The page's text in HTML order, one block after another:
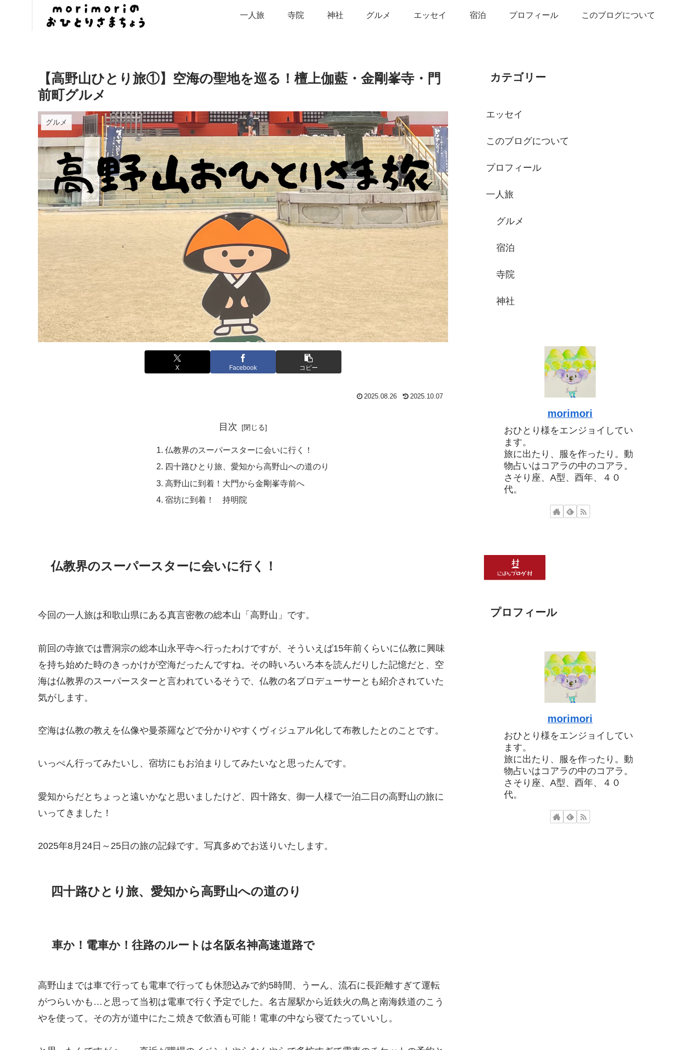
一人旅 寺院 神社 グルメ エッセイ 宿泊 プロフィール このブログについて
【高野山ひとり旅①】空海の聖地を巡る！檀上伽藍・金剛峯寺・門
前町グルメ
グルメ
X Facebook コピー
2025.08.26 2025.10.07
目次
仏教界のスーパースターに会いに行く！
四十路ひとり旅、愛知から高野山への道のり
高野山に到着！大門から金剛峯寺前へ
宿坊に到着！ 持明院
仏教界のスーパースターに会いに行く！
今回の一人旅は和歌山県にある真言密教の総本山「高野山」です。
前回の寺旅では曹洞宗の総本山永平寺へ行ったわけですが、そういえば15年前くらいに仏教に興味
を持ち始めた時のきっかけが空海だったんですね。その時いろいろ本を読んだりした記憶だと、空
海は仏教界のスーパースターと言われているそうで、仏教の名プロデューサーとも紹介されていた
気がします。
空海は仏教の教えを仏像や曼荼羅などで分かりやすくヴィジュアル化して布教したとのことです。
いっぺん行ってみたいし、宿坊にもお泊まりしてみたいなと思ったんです。
愛知からだとちょっと遠いかなと思いましたけど、四十路女、御一人様で一泊二日の高野山の旅に
いってきました！
2025年8月24日～25日の旅の記録です。写真多めでお送りいたします。
四十路ひとり旅、愛知から高野山への道のり
車か！電車か！往路のルートは名阪名神高速道路で
高野山までは車で行っても電車で行っても休憩込みで約5時間、うーん、流石に長距離すぎて運転
がつらいかも…と思って当初は電車で行く予定でした。名古屋駅から近鉄火の鳥と南海鉄道のこう
やを使って。その方が道中にたこ焼きで飲酒も可能！電車の中なら寝てたっていいし。
カテゴリー
エッセイ
このブログについて
プロフィール
一人旅
グルメ
宿泊
寺院
神社
morimori
おひとり様をエンジョイしてい
ます。
旅に出たり、服を作ったり。動
物占いはコアラの中のコアラ。
さそり座、A型、酉年、４０
代。
プロフィール
morimori
おひとり様をエンジョイしてい
ます。
旅に出たり、服を作ったり。動
物占いはコアラの中のコアラ。
さそり座、A型、酉年、４０
代。